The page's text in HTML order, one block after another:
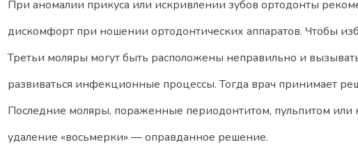
При аномалии прикуса или искривлении зубов ортодонты
дискомфорт при ношении ортодонтических аппаратов. Чтобы
Третьи моляры могут быть расположены неправильно и
развиваться инфекционные процессы. Тогда врач принимает
Последние моляры, пораженные периодонтитом, пульпитом или
удаление «восьмерки» — оправданное решение.